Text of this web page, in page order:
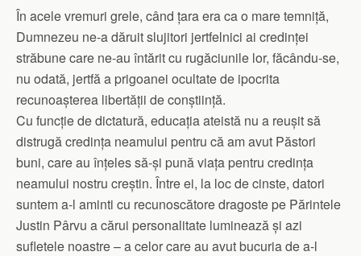
În acele vremuri grele, când țara era ca o mare temniță,
Dumnezeu ne-a dăruit slujitori jertfelnici ai credinței
străbune care ne-au întărit cu rugăciunile lor, făcându-se,
nu odată, jertfă a prigoanei ocultate de ipocrita
recunoașterea libertății de conștiință.
Cu funcție de dictatură, educația ateistă nu a reușit să
distrugă credința neamului pentru că am avut Păstori
buni, care au înțeles să-și pună viața pentru credința
neamului nostru creștin. Între ei, la loc de cinste, datori
suntem a-l aminti cu recunoscătore dragoste pe Părintele
Justin Pârvu a cărui personalitate luminează și azi
sufletele noastre – a celor care au avut bucuria de a-l